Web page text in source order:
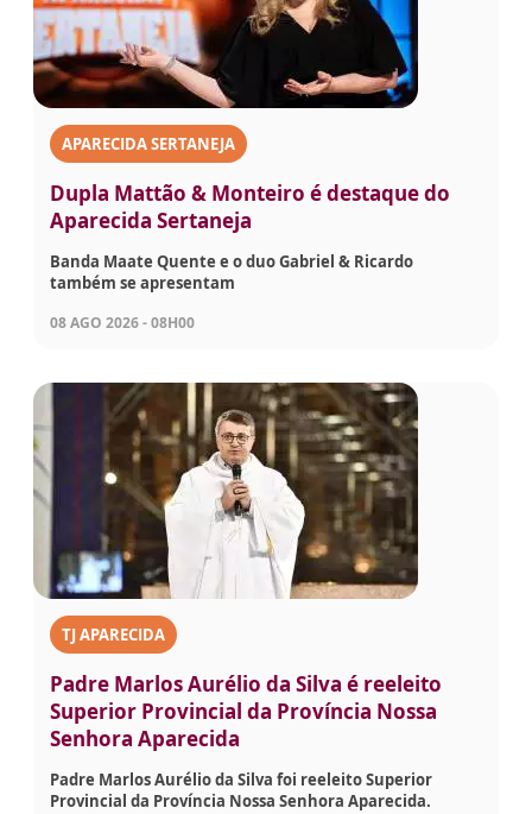
APARECIDA SERTANEJA
Dupla Mattão & Monteiro é destaque do
Aparecida Sertaneja
Banda Maate Quente e o duo Gabriel & Ricardo
também se apresentam
08 AGO 2026 - 08H00
TJ APARECIDA
Padre Marlos Aurélio da Silva é reeleito
Superior Provincial da Província Nossa
Senhora Aparecida
Padre Marlos Aurélio da Silva foi reeleito Superior
Provincial da Província Nossa Senhora Aparecida.